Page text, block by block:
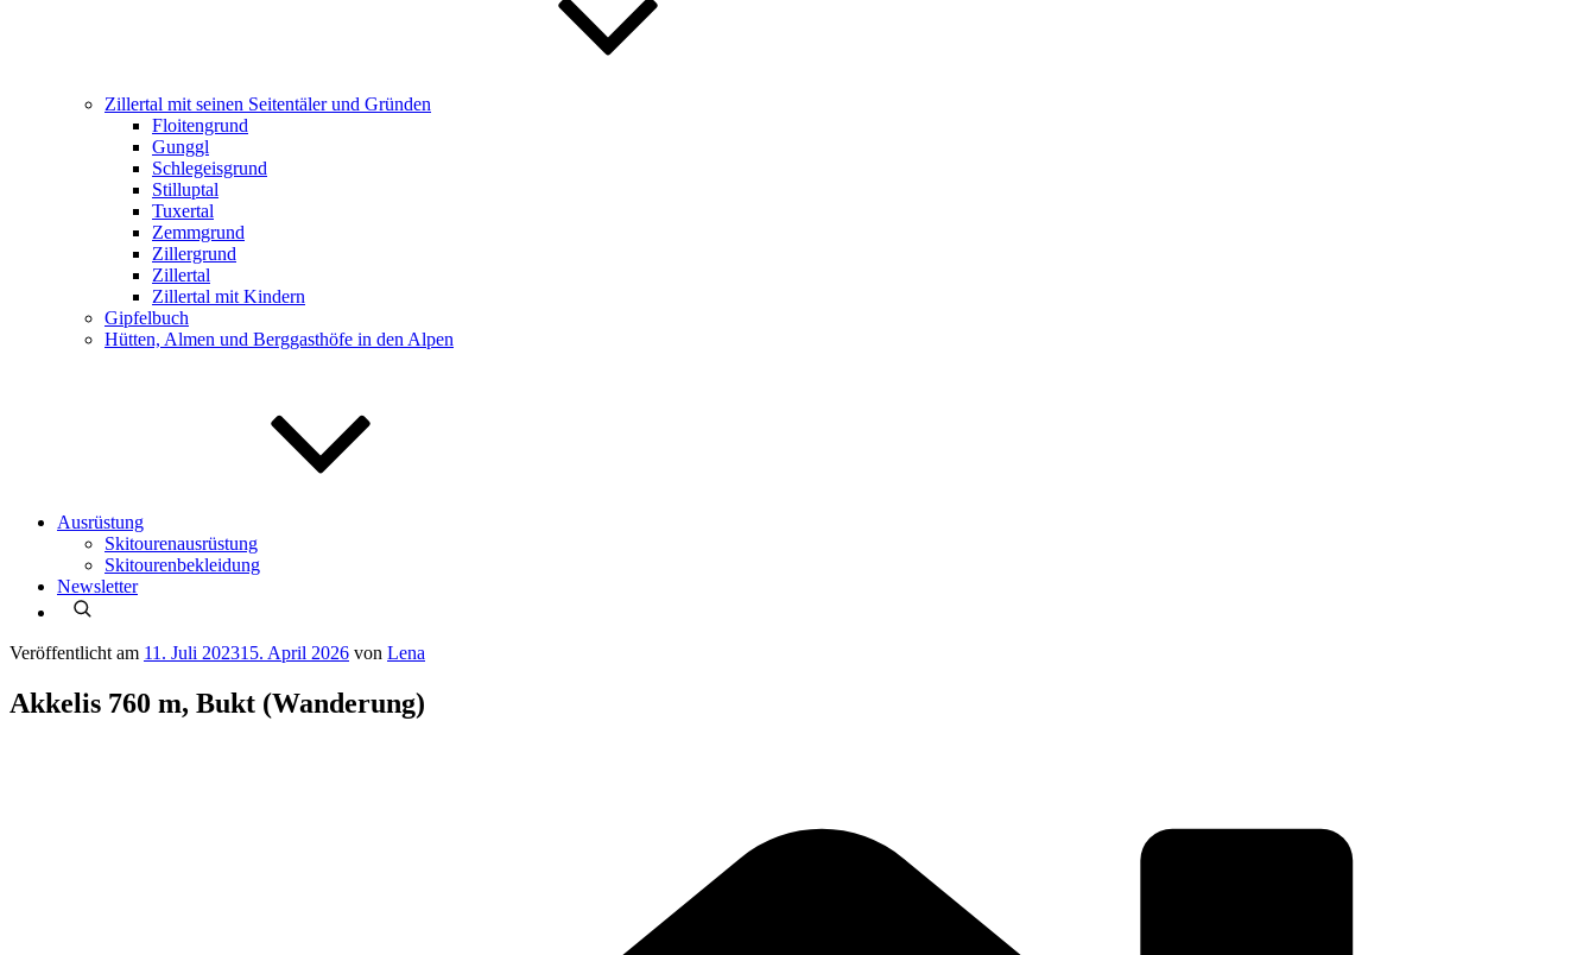
Zillertal mit seinen Seitentäler und Gründen
Floitengrund
Gunggl
Schlegeisgrund
Stilluptal
Tuxertal
Zemmgrund
Zillergrund
Zillertal
Zillertal mit Kindern
Gipfelbuch
Hütten, Almen und Berggasthöfe in den Alpen
Ausrüstung
Skitourenausrüstung
Skitourenbekleidung
Newsletter
Veröffentlicht am 11. Juli 202315. April 2026 von Lena
Akkelis 760 m, Bukt (Wanderung)